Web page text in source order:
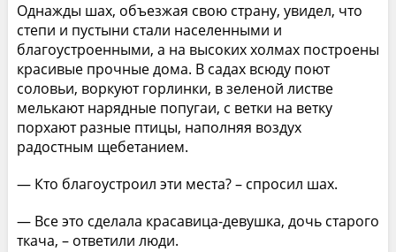
Однажды шах, объезжая свою страну, увидел, что
степи и пустыни стали населенными и
благоустроенными, а на высоких холмах построены
красивые прочные дома. В садах всюду поют
соловьи, воркуют горлинки, в зеленой листве
мелькают нарядные попугаи, с ветки на ветку
порхают разные птицы, наполняя воздух
радостным щебетанием.
— Кто благоустроил эти места? – спросил шах.
— Все это сделала красавица-девушка, дочь старого
ткача, – ответили люди.